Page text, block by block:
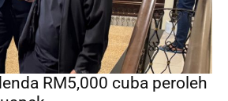
RM5,000 cuba peroleh